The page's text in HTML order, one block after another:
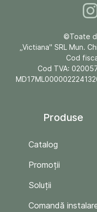
©Toate
„Victiana" SRL Mun.
Cod
Cod TVA:
Produse
Catalog
Promoții
Soluții
Comandă